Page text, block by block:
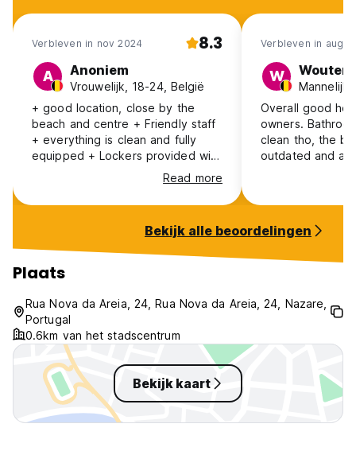
Verbleven in nov 2024 8.3
A Anoniem
Vrouwelijk, 18-24, België
+ good location, close by the
beach and centre + Friendly staff
+ everything is clean and fully
equipped + Lockers provided with
keys included - walls and floors
are very thin and sounds from
rooms and common areas are
rooms work with keys, which don't
lock automatically after each
person
Read more
Verbleven in aug
W Wouter
Overall good
owners.
clean tho, the
outdated and a
Bekijk alle beoordelingen
Plaats
Rua Nova da Areia, 24, Rua Nova da Areia, 24, Nazare,
Portugal
0.6km van het stadscentrum
Bekijk kaart